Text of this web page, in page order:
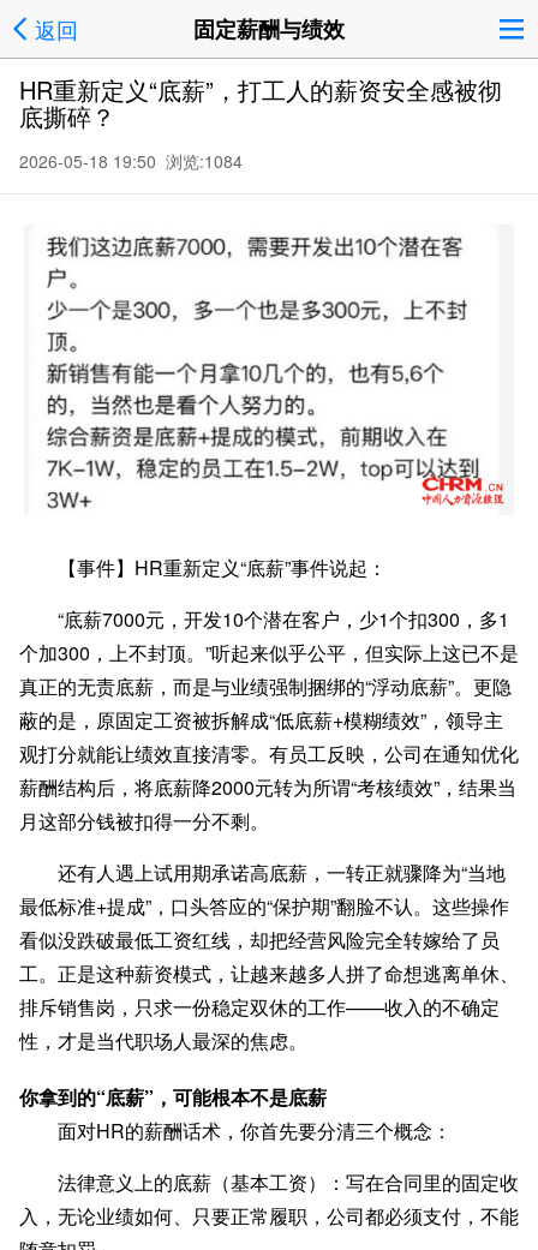
返回 固定薪酬与绩效
HR重新定义“底薪”，打工人的薪资安全感被彻
底撕碎？
2026-05-18 19:50 浏览:1084
【事件】HR重新定义“底薪”事件说起：
“底薪7000元，开发10个潜在客户，少1个扣300，多1
个加300，上不封顶。”听起来似乎公平，但实际上这已不是
真正的无责底薪，而是与业绩强制捆绑的“浮动底薪”。更隐
蔽的是，原固定工资被拆解成“低底薪+模糊绩效”，领导主
观打分就能让绩效直接清零。有员工反映，公司在通知优化
薪酬结构后，将底薪降2000元转为所谓“考核绩效”，结果当
月这部分钱被扣得一分不剩。
还有人遇上试用期承诺高底薪，一转正就骤降为“当地
最低标准+提成”，口头答应的“保护期”翻脸不认。这些操作
看似没跌破最低工资红线，却把经营风险完全转嫁给了员
工。正是这种薪资模式，让越来越多人拼了命想逃离单休、
排斥销售岗，只求一份稳定双休的工作——收入的不确定
性，才是当代职场人最深的焦虑。
你拿到的“底薪”，可能根本不是底薪
面对HR的薪酬话术，你首先要分清三个概念：
法律意义上的底薪（基本工资）
：写在合同里的固定收
入，无论业绩如何、只要正常履职，公司都必须支付，不能